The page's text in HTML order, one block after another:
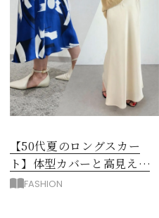
【50代夏のロングスカー
ト】体型カバーと高見えを
叶える4コーデ
FASHION